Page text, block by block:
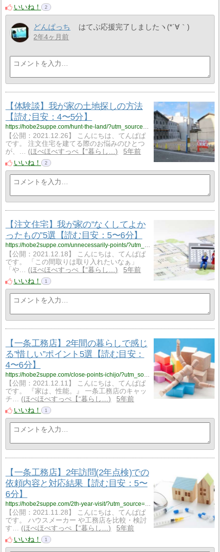
いいね！
2
どんぱっち はてぶ応援完了しましたヽ(*´∀｀)
2年4ヶ月前
【体験談】我が家の土地探しの方法
【読む目安：4〜5分】
https://hobe2suppe.com/hunt-the-land/?utm_source=rss&utm_medium=rss&utm_campaign=hunt-the-land
【公開：2021.12.26】 こんにちは、てんぱぱ
です。 注文住宅を建てる際のお悩みのひとつ
が、…
ほべほべすっぺ【“暮らし…
5年前
いいね！
2
【注文住宅】我が家の”なくしてよか
ったもの”5選【読む目安：5〜6分】
https://hobe2suppe.com/unnecessarily-points/?utm_source=rss&utm_medium=rss&utm_campaign=unnecessarily-points
【公開：2021.12.18】 こんにちは、てんぱぱ
です。 「この間取りは取り入れたいなぁ」
「や…
ほべほべすっぺ【“暮らし…
5年前
いいね！
1
【一条工務店】2年間の暮らしで感じ
る”惜しい”ポイント5選【読む目安：
4〜6分】
【公開：2021.12.11】 こんにちは、てんぱぱ
です。 『家は、性能。』 一条工務店のキャッ
チ…
ほべほべすっぺ【“暮らし…
5年前
いいね！
1
【一条工務店】2年訪問(2年点検)での
依頼内容と対応結果【読む目安：5〜
6分】
【公開：2021.11.28】 こんにちは、てんぱぱ
です。 ハウスメーカー や工務店を比較・検討
す…
ほべほべすっぺ【“暮らし…
5年前
いいね！
1